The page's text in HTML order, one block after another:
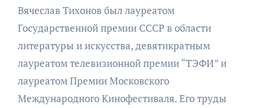
Вячеслав Тихонов был лауреатом
Государственной премии СССР в области
литературы и искусства, девятикратным
лауреатом телевизионной премии “ТЭФИ” и
лауреатом Премии Московского
Международного Кинофестиваля. Его труды